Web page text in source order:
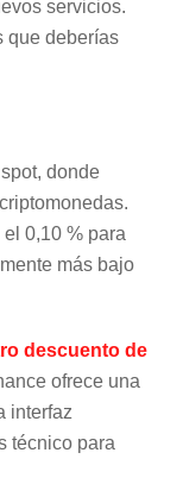
servicios.
que deberías
donde
0,10 % para
más bajo
descuento de
ofrece una
interfaz
técnico para